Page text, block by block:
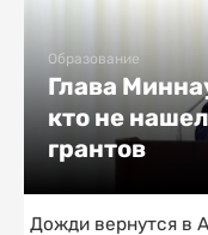
Образование
Глава
кто не
грантов
Дожди вернутся в